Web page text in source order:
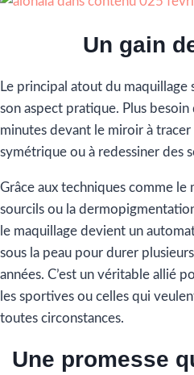
Un gain
Le principal atout du maquillage
son aspect pratique. Plus besoin
minutes devant le miroir à tracer
symétrique ou à redessiner des
Grâce aux techniques comme
sourcils ou la
le maquillage devient un
sous la peau pour durer
années. C’est un véritable allié
les sportives ou celles qui
toutes circonstances.
Une promesse